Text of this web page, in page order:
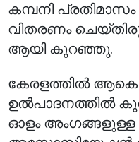
കമ്പനി പ്രതിമാസം
വിതരണം
ആയി കുറഞ്ഞു.
കേരളത്തിൽ
ഉൽപാദനത്തിൽ
ഓളം